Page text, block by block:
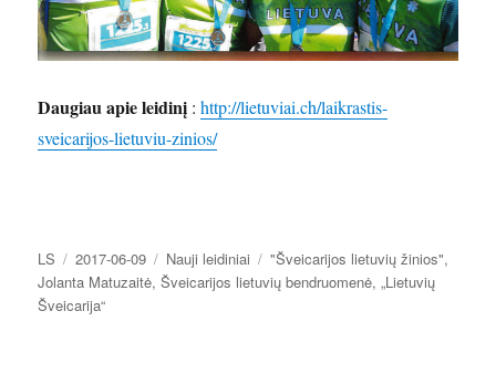
Daugiau apie leidinį :http://lietuviai.ch/laikrastis-
sveicarijos-lietuviu-zinios/
Autorius
LS Paskelbta
2017-06-09 Kategorijos
Nauji leidiniai Žymos
"Šveicarijos lietuvių žinios",
Jolanta Matuzaitė,Šveicarijos lietuvių bendruomenė, „Lietuvių
Šveicarija“